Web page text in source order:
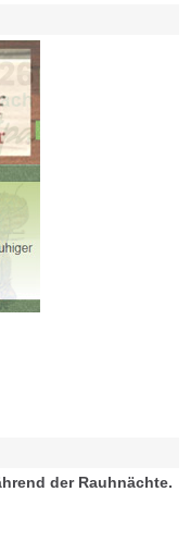
der Rauhnächte.